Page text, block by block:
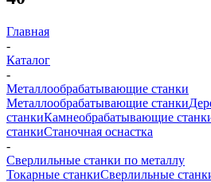
Главная
-
Каталог
-
Металлообрабатывающие станки
Металлообрабатывающие станки
станкиКамнеобрабатывающие
станкиСтаночная оснастка
-
Сверлильные станки по металлу
Токарные станкиСверлильные